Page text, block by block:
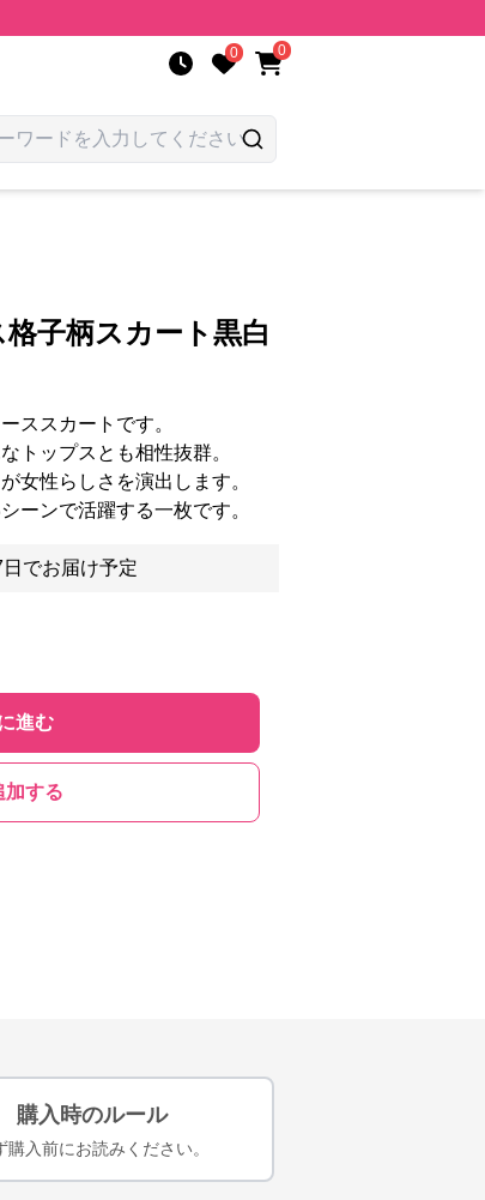
0 0
子柄スカート黒白
ススカートです。
トップスとも相性抜群。
女性らしさを演出します。
ーンで活躍する一枚です。
でお届け予定
進む
加する
購入時のルール
購入前にお読みください。